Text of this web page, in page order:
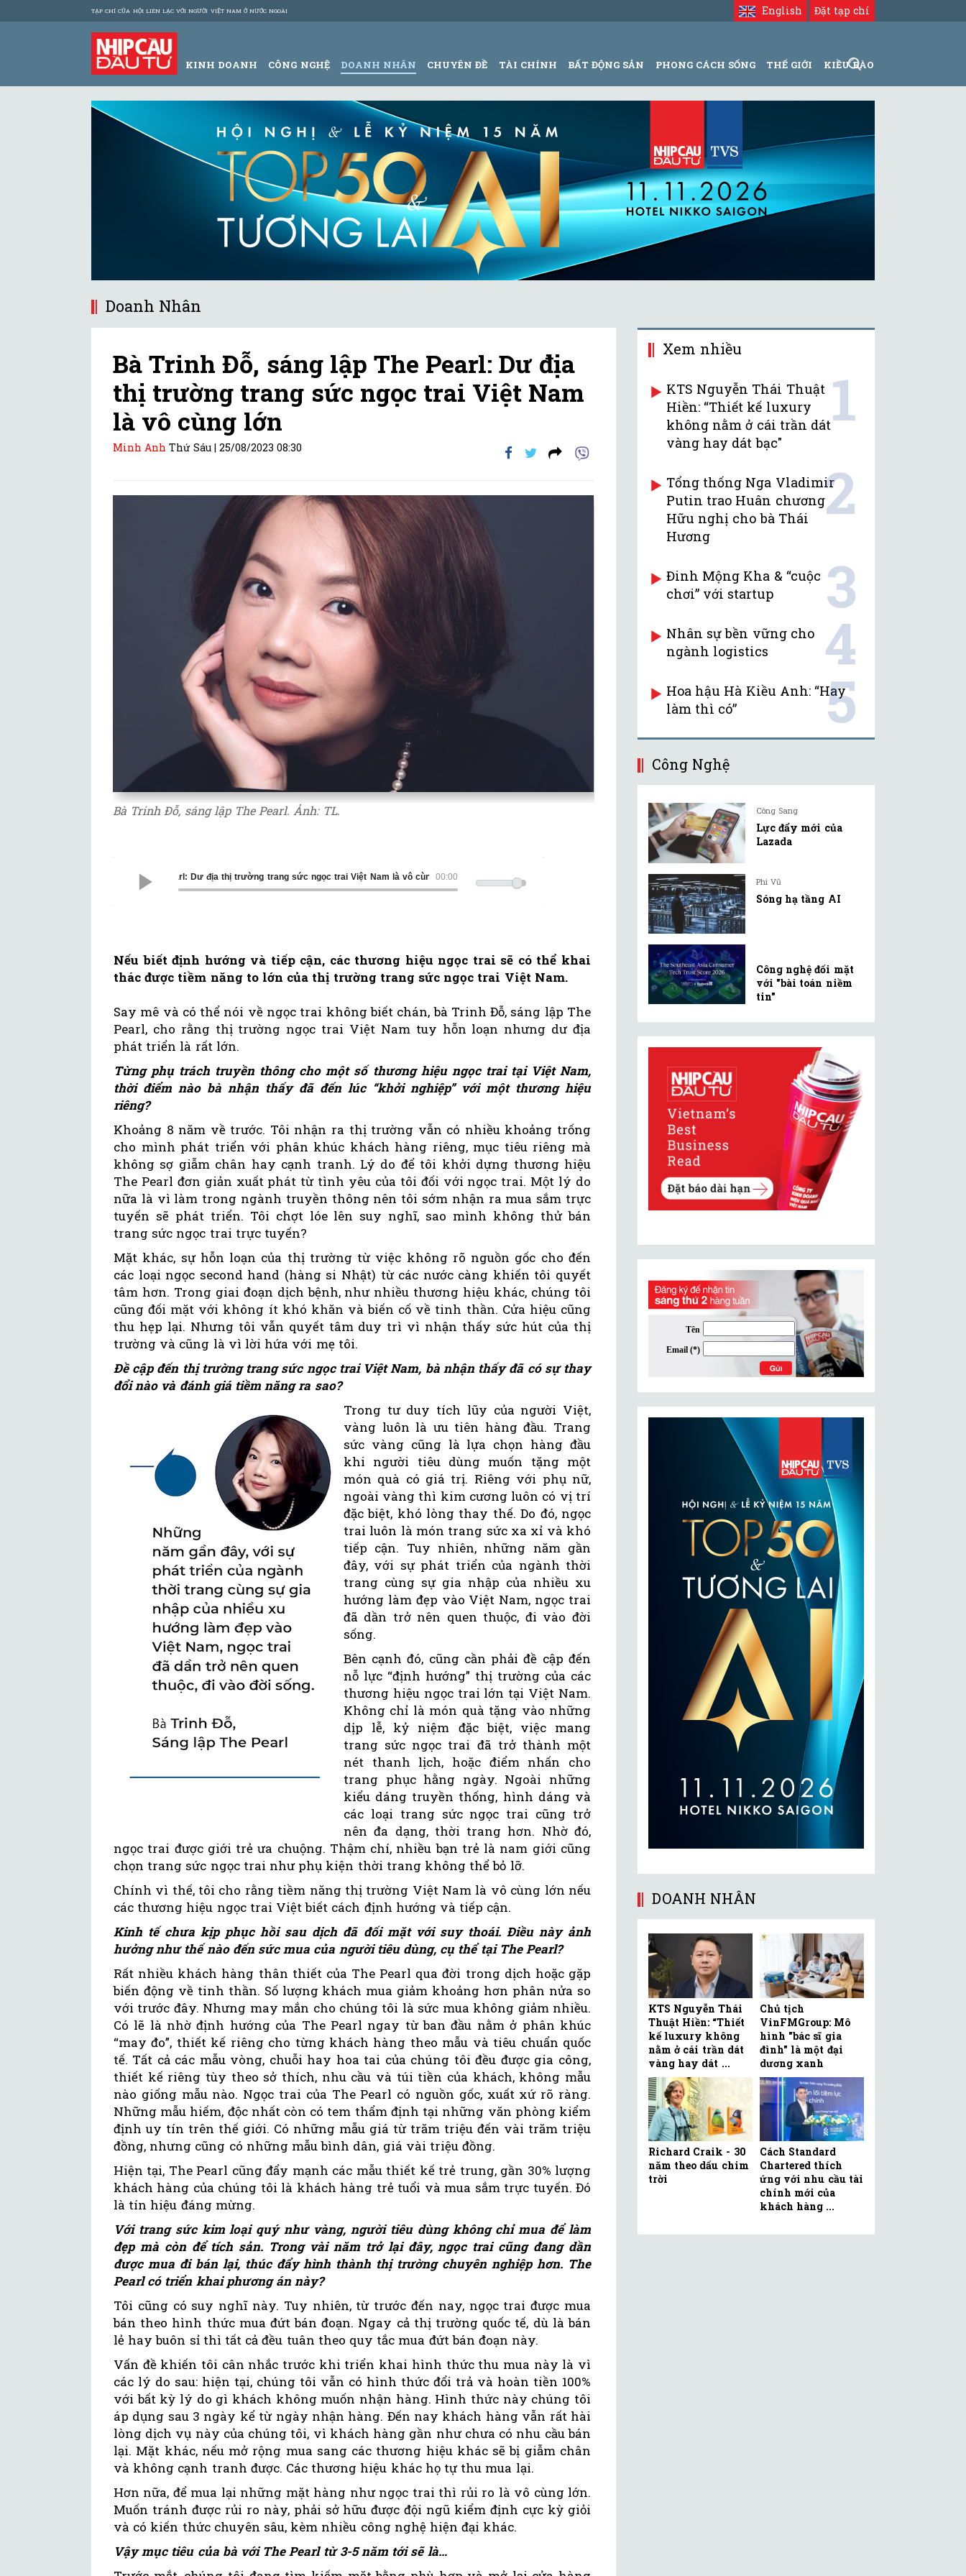
TẠP CHÍ CỦA HỘI LIÊN LẠC VỚI NGƯỜI VIỆT NAM Ở NƯỚC NGOÀI Đặt tạp chí
English
KINH DOANH CÔNG NGHỆ DOANH NHÂN CHUYÊN ĐỀ TÀI CHÍNH BẤT ĐỘNG SẢN PHONG CÁCH SỐNG THẾ GIỚI KIỀU BÀO
Doanh Nhân
Bà Trinh Đỗ, sáng lập The Pearl: Dư địa
thị trường trang sức ngọc trai Việt Nam
là vô cùng lớn
Minh Anh Thứ Sáu |25/08/2023 08:30
Bà Trinh Đỗ, sáng lập The Pearl. Ảnh: TL.
00:00
Bà Trinh Đỗ, sáng lập The Pearl: Dư địa thị trường trang sức ngọc trai Việt Nam là vô cùng lớn
Nếu biết định hướng và tiếp cận, các thương hiệu ngọc trai sẽ có thể khai
thác được tiềm năng to lớn của thị trường trang sức ngọc trai Việt Nam.
Say mê và có thể nói về ngọc trai không biết chán, bà Trinh Đỗ, sáng lập The
Pearl, cho rằng thị trường ngọc trai Việt Nam tuy hỗn loạn nhưng dư địa
phát triển là rất lớn.
Từng phụ trách truyền thông cho một số thương hiệu ngọc trai tại Việt Nam,
thời điểm nào bà nhận thấy đã đến lúc “khởi nghiệp” với một thương hiệu
riêng?
Khoảng 8 năm về trước. Tôi nhận ra thị trường vẫn có nhiều khoảng trống
cho mình phát triển với phân khúc khách hàng riêng, mục tiêu riêng mà
không sợ giẫm chân hay cạnh tranh. Lý do để tôi khởi dựng thương hiệu
The Pearl đơn giản xuất phát từ tình yêu của tôi đối với ngọc trai. Một lý do
nữa là vì làm trong ngành truyền thông nên tôi sớm nhận ra mua sắm trực
tuyến sẽ phát triển. Tôi chợt lóe lên suy nghĩ, sao mình không thử bán
trang sức ngọc trai trực tuyến?
Mặt khác, sự hỗn loạn của thị trường từ việc không rõ nguồn gốc cho đến
các loại ngọc second hand (hàng si Nhật) từ các nước càng khiến tôi quyết
tâm hơn. Trong giai đoạn dịch bệnh, như nhiều thương hiệu khác, chúng tôi
cũng đối mặt với không ít khó khăn và biến cố về tinh thần. Cửa hiệu cũng
thu hẹp lại. Nhưng tôi vẫn quyết tâm duy trì vì nhận thấy sức hút của thị
trường và cũng là vì lời hứa với mẹ tôi.
Đề cập đến thị trường trang sức ngọc trai Việt Nam, bà nhận thấy đã có sự thay
đổi nào và đánh giá tiềm năng ra sao?
Trong tư duy tích lũy của người Việt,
vàng luôn là ưu tiên hàng đầu. Trang
sức vàng cũng là lựa chọn hàng đầu
khi người tiêu dùng muốn tặng một
món quà có giá trị. Riêng với phụ nữ,
ngoài vàng thì kim cương luôn có vị trí
đặc biệt, khó lòng thay thế. Do đó, ngọc
trai luôn là món trang sức xa xỉ và khó
tiếp cận. Tuy nhiên, những năm gần
đây, với sự phát triển của ngành thời
trang cùng sự gia nhập của nhiều xu
hướng làm đẹp vào Việt Nam, ngọc trai
đã dần trở nên quen thuộc, đi vào đời
sống.
Bên cạnh đó, cũng cần phải đề cập đến
nỗ lực “định hướng” thị trường của các
thương hiệu ngọc trai lớn tại Việt Nam.
Không chỉ là món quà tặng vào những
dịp lễ, kỷ niệm đặc biệt, việc mang
trang sức ngọc trai đã trở thành một
nét thanh lịch, hoặc điểm nhấn cho
trang phục hằng ngày. Ngoài những
kiểu dáng truyền thống, hình dáng và
các loại trang sức ngọc trai cũng trở
nên đa dạng, thời trang hơn. Nhờ đó,
ngọc trai được giới trẻ ưa chuộng. Thậm chí, nhiều bạn trẻ là nam giới cũng
chọn trang sức ngọc trai như phụ kiện thời trang không thể bỏ lỡ.
Chính vì thế, tôi cho rằng tiềm năng thị trường Việt Nam là vô cùng lớn nếu
các thương hiệu ngọc trai Việt biết cách định hướng và tiếp cận.
Kinh tế chưa kịp phục hồi sau dịch đã đối mặt với suy thoái. Điều này ảnh
hưởng như thế nào đến sức mua của người tiêu dùng, cụ thể tại The Pearl?
Rất nhiều khách hàng thân thiết của The Pearl qua đời trong dịch hoặc gặp
biến động về tinh thần. Số lượng khách mua giảm khoảng hơn phân nửa so
với trước đây. Nhưng may mắn cho chúng tôi là sức mua không giảm nhiều.
Có lẽ là nhờ định hướng của The Pearl ngay từ ban đầu nằm ở phân khúc
“may đo”, thiết kế riêng cho từng khách hàng theo mẫu và tiêu chuẩn quốc
tế. Tất cả các mẫu vòng, chuỗi hay hoa tai của chúng tôi đều được gia công,
thiết kế riêng tùy theo sở thích, nhu cầu và túi tiền của khách, không mẫu
nào giống mẫu nào. Ngọc trai của The Pearl có nguồn gốc, xuất xứ rõ ràng.
Những mẫu hiếm, độc nhất còn có tem thẩm định tại những văn phòng kiểm
định uy tín trên thế giới. Có những mẫu giá từ trăm triệu đến vài trăm triệu
đồng, nhưng cũng có những mẫu bình dân, giá vài triệu đồng.
Hiện tại, The Pearl cũng đẩy mạnh các mẫu thiết kế trẻ trung, gần 30% lượng
khách hàng của chúng tôi là khách hàng trẻ tuổi và mua sắm trực tuyến. Đó
là tín hiệu đáng mừng.
Với trang sức kim loại quý như vàng, người tiêu dùng không chỉ mua để làm
đẹp mà còn để tích sản. Trong vài năm trở lại đây, ngọc trai cũng đang dần
được mua đi bán lại, thúc đẩy hình thành thị trường chuyên nghiệp hơn. The
Pearl có triển khai phương án này?
Tôi cũng có suy nghĩ này. Tuy nhiên, từ trước đến nay, ngọc trai được mua
bán theo hình thức mua đứt bán đoạn. Ngay cả thị trường quốc tế, dù là bán
lẻ hay buôn sỉ thì tất cả đều tuân theo quy tắc mua đứt bán đoạn này.
Vấn đề khiến tôi cân nhắc trước khi triển khai hình thức thu mua này là vì
các lý do sau: hiện tại, chúng tôi vẫn có hình thức đổi trả và hoàn tiền 100%
với bất kỳ lý do gì khách không muốn nhận hàng. Hình thức này chúng tôi
áp dụng sau 3 ngày kể từ ngày nhận hàng. Đến nay khách hàng vẫn rất hài
lòng dịch vụ này của chúng tôi, vì khách hàng gần như chưa có nhu cầu bán
lại. Mặt khác, nếu mở rộng mua sang các thương hiệu khác sẽ bị giẫm chân
và không cạnh tranh được. Các thương hiệu khác họ tự thu mua lại.
Hơn nữa, để mua lại những mặt hàng như ngọc trai thì rủi ro là vô cùng lớn.
Muốn tránh được rủi ro này, phải sở hữu được đội ngũ kiểm định cực kỳ giỏi
và có kiến thức chuyên sâu, kèm nhiều công nghệ hiện đại khác.
Vậy mục tiêu của bà với The Pearl từ 3-5 năm tới sẽ là…
Xem nhiều
KTS Nguyễn Thái Thuật
Hiền: “Thiết kế luxury
không nằm ở cái trần dát
vàng hay dát bạc"
1
Tổng thống Nga Vladimir
Putin trao Huân chương
Hữu nghị cho bà Thái
Hương
2
Đinh Mộng Kha & “cuộc
chơi” với startup
3
Nhân sự bền vững cho
ngành logistics
4
Hoa hậu Hà Kiều Anh: “Hay
làm thì có”
5
Công Nghệ
Công Sang
Lực đẩy mới của
Lazada
Phi Vũ
Sóng hạ tầng AI
Công nghệ đối mặt
với "bài toán niềm
tin"
DOANH NHÂN
KTS Nguyễn Thái
Thuật Hiền: “Thiết
kế luxury không
nằm ở cái trần dát
vàng hay dát ...
Chủ tịch
VinFMGroup: Mô
hình "bác sĩ gia
đình" là một đại
dương xanh
Richard Craik - 30
năm theo dấu chim
trời
Cách Standard
Chartered thích
ứng với nhu cầu tài
chính mới của
khách hàng ...